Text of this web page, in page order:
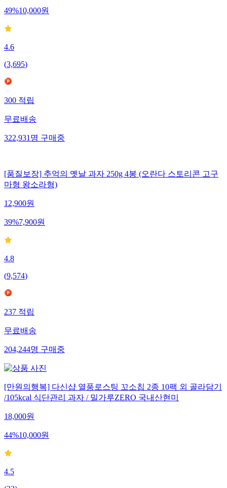
49%10,000원
4.6
(3,695)
300 적립
무료배송
322,931 명 구매중
[품질보장] 추억의 옛날 과자 250g 4봉 (오란다 스토리콘 고구
마형 왕소라형)
12,900원
39%7,900원
4.8
(9,574)
237적립
무료배송
204,244명구매중
[만원의행복] 다신샵 열풍로스팅 꼬소칩 2종 10팩 외 골라담기
/105kcal 식단관리 과자 / 밀가루ZERO 국내산현미
18,000원
44%10,000원
4.5